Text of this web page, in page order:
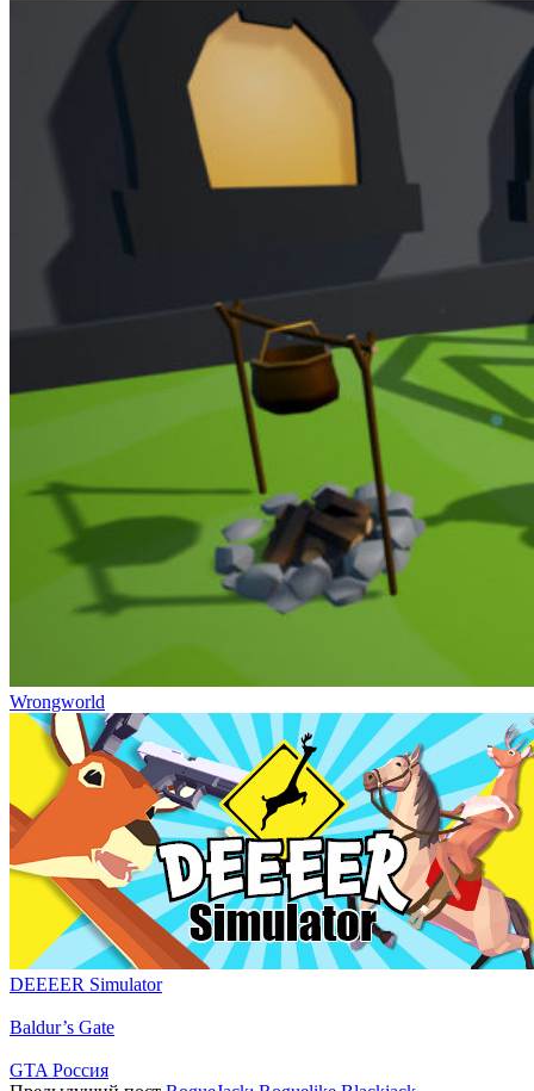
Wrongworld
DEEEER Simulator
Baldur’s Gate
GTA Россия